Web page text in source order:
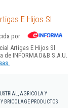
E Hijos Sl
por
Artigas E Hijos Sl
INFORMA D&B S.A.U.
AGRICOLA Y
BRICOLAGE PRODUCTOS